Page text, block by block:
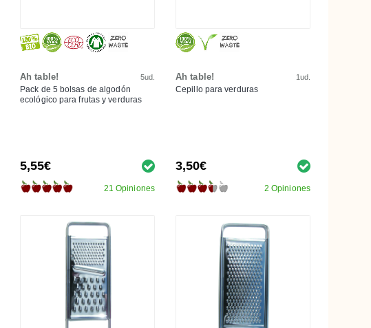
Ah table! 5ud.
Pack de 5 bolsas de algodón
ecológico para frutas y verduras
5,55€
21 Opiniones
Ah table! 1ud.
Cepillo para verduras
3,50€
2 Opiniones